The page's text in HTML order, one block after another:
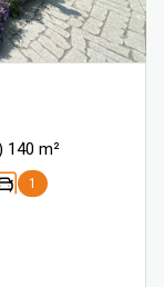
Maison 6 pièce(s) 5 chambre(s) 140 m²
1